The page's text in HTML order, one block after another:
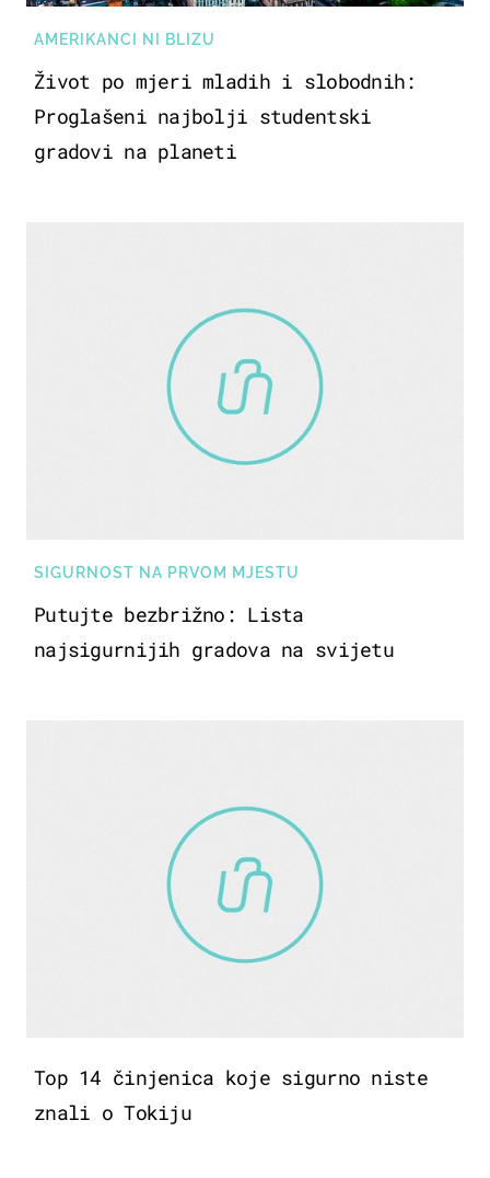
AMERIKANCI NI BLIZU
Život po mjeri mladih i slobodnih:
Proglašeni najbolji studentski
gradovi na planeti
SIGURNOST NA PRVOM MJESTU
Putujte bezbrižno: Lista
najsigurnijih gradova na svijetu
Top 14 činjenica koje sigurno niste
znali o Tokiju